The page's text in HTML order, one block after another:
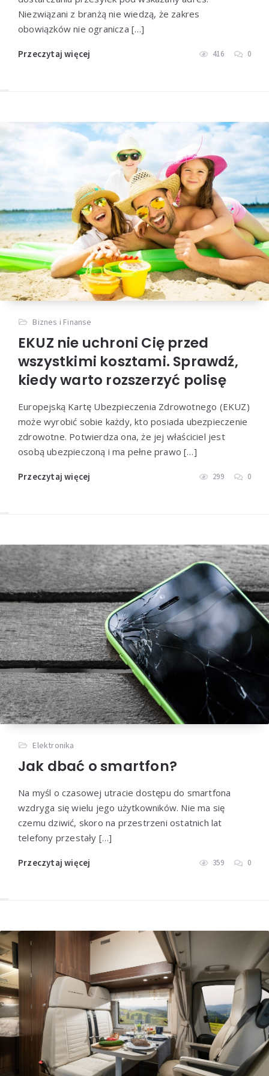
Przeczytaj więcej
Czy 50 000 zł wystarczy, aby
zacząć inwestować w
nieruchomości? Mit wysokiego
progu wejścia
Przeczytaj więcej
Niezwiązani z branżą nie wiedzą, że zakres
obowiązków nie ogranicza […]
Przeczytaj więcej 416 0
Biznes i Finanse
EKUZ nie uchroni Cię przed
wszystkimi kosztami. Sprawdź,
kiedy warto rozszerzyć polisę
Europejską Kartę Ubezpieczenia Zdrowotnego (EKUZ)
może wyrobić sobie każdy, kto posiada ubezpieczenie
zdrowotne. Potwierdza ona, że jej właściciel jest
osobą ubezpieczoną i ma pełne prawo […]
Przeczytaj więcej 299 0
Elektronika
Jak dbać o smartfon?
Na myśl o czasowej utracie dostępu do smartfona
wzdryga się wielu jego użytkowników. Nie ma się
czemu dziwić, skoro na przestrzeni ostatnich lat
telefony przestały […]
Przeczytaj więcej 359 0